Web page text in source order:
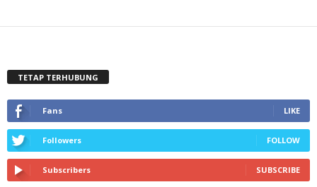
TETAP TERHUBUNG
Fans LIKE
Followers FOLLOW
Subscribers SUBSCRIBE